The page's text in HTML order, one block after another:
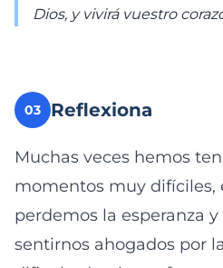
Dios, y vivirá vuestro
03 Reflexiona
Muchas veces hemos
momentos muy difíciles,
perdemos la esperanza
sentirnos ahogados por